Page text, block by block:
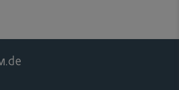
Gelenkprobleme haben.